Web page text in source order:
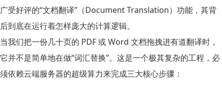
广受好评的“文档翻译”（Document Translation）功能，其背
后到底在运行着怎样庞大的计算逻辑。
当我们把一份几十页的 PDF 或 Word 文档拖拽进有道翻译时，
它并不是简单地在做“词汇替换”。这是一个极其复杂的工程，必
须依赖云端服务器的超级算力来完成三大核心步骤：